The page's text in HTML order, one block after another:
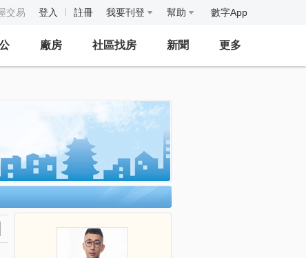
交易 登入 註冊 我要刊登 幫助 數字App
廠房 社區找房 新聞 更多